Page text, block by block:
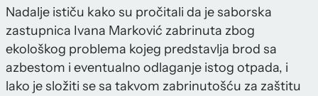
Nadalje ističu kako su pročitali da je saborska
zastupnica Ivana Marković zabrinuta zbog
ekološkog problema kojeg predstavlja brod sa
azbestom i eventualno odlaganje istog otpada, i
lako je složiti se sa takvom zabrinutošću za zaštitu